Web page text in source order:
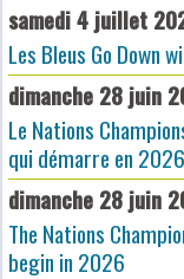
samedi 4 juillet
Les Bleus Go Down
dimanche 28 juin
Le Nations
qui démarre en 2026
dimanche 28 juin
The Nations
begin in 2026